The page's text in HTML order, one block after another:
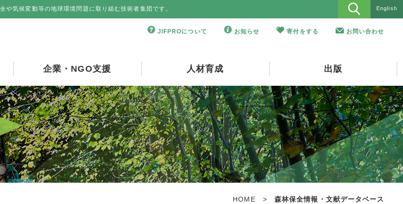
や気候変動等の地球環境問題に取り組む技術者集団です。 English
JIFPROについて お知らせ 寄付をする お問い合わせ
企業・NGO支援 人材育成 出版
HOME > 森林保全情報・文献データベース